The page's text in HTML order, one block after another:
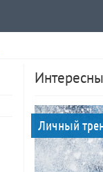
Личный